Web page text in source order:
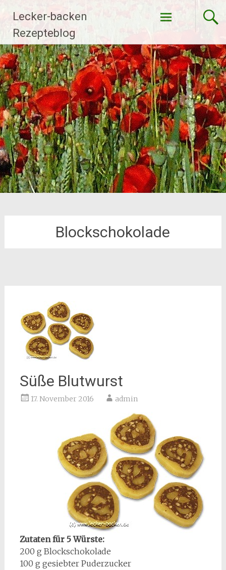
Inhalt
springen
Lecker-backen
Rezepteblog
Blockschokolade
Süße Blutwurst
17. November 2016 admin
Zutaten für 5 Würste:
200 g Blockschokolade
100 g gesiebter Puderzucker